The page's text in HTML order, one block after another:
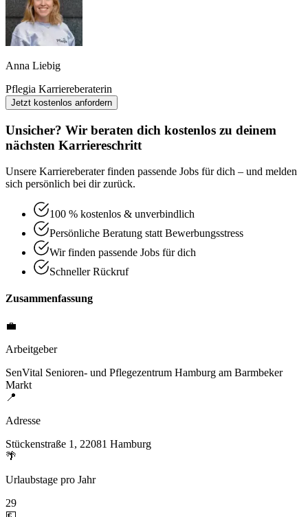
Anna Liebig
Pflegia Karriereberaterin
Jetzt kostenlos anfordern
Unsicher? Wir beraten dich kostenlos zu deinem
nächsten Karriereschritt
Unsere Karriereberater finden passende Jobs für dich – und melden
sich persönlich bei dir zurück.
100 % kostenlos & unverbindlich
Persönliche Beratung statt Bewerbungsstress
Wir finden passende Jobs für dich
Schneller Rückruf
Zusammenfassung
💼
Arbeitgeber
SenVital Senioren- und Pflegezentrum Hamburg am Barmbeker
Markt
📍
Adresse
Stückenstraße 1, 22081 Hamburg
🌴
Urlaubstage pro Jahr
29